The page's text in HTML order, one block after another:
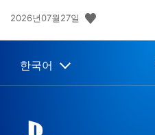
공
일:
2026년07월27일
Select
Current
한국어